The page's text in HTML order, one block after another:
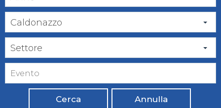
Caldonazzo
Settore
Cerca Annulla